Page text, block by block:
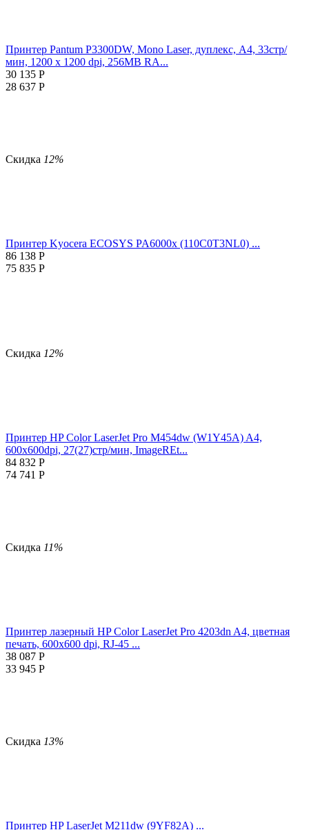
Принтер Pantum P3300DW, Mono Laser, дуплекс, А4, 33стр/
мин, 1200 х 1200 dpi, 256MB RA...
30 135 Р
28 637 Р
Скидка 12%
Принтер Kyocera ECOSYS PA6000x (110C0T3NL0) ...
86 138 Р
75 835 Р
Скидка 12%
Принтер HP Color LaserJet Pro M454dw (W1Y45A) A4,
600x600dpi, 27(27)стр/мин, ImageREt...
84 832 Р
74 741 Р
Скидка 11%
Принтер лазерный HP Color LaserJet Pro 4203dn A4, цветная
печать, 600x600 dpi, RJ-45 ...
38 087 Р
33 945 Р
Скидка 13%
Принтер HP LaserJet M211dw (9YF82A) ...